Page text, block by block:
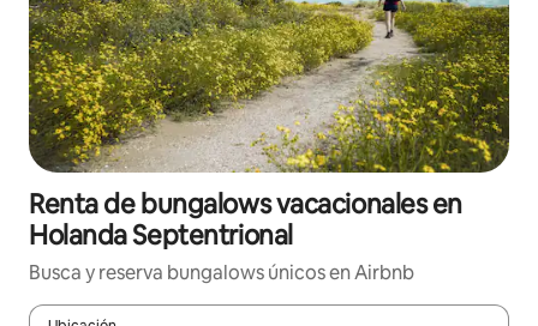
Renta de bungalows vacacionales en
Holanda Septentrional
Busca y reserva bungalows únicos en Airbnb